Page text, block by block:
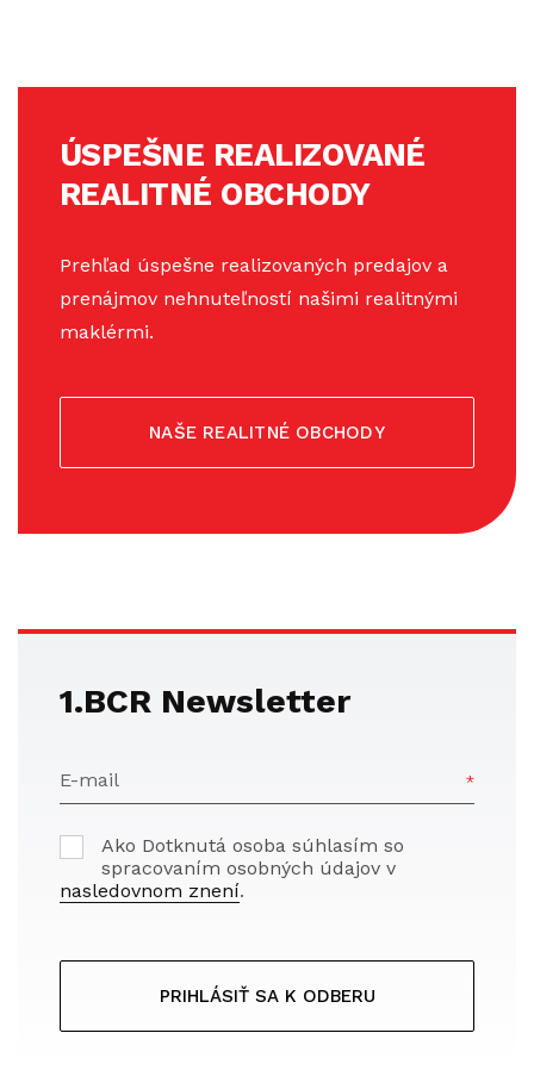
ÚSPEŠNE REALIZOVANÉ
REALITNÉ OBCHODY
Prehľad úspešne realizovaných predajov a
prenájmov nehnuteľností našimi realitnými
maklérmi.
NAŠE REALITNÉ OBCHODY
1.BCR Newsletter
E-mail
Ako Dotknutá osoba súhlasím so
spracovaním osobných údajov v
nasledovnom znení.
PRIHLÁSIŤ SA K ODBERU